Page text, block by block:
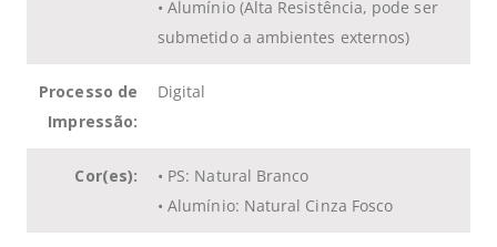
• Alumínio (Alta Resistência, pode ser
submetido a ambientes externos)
Processo de
Impressão:
Digital
Cor(es):
• PS: Natural Branco
• Alumínio: Natural Cinza Fosco